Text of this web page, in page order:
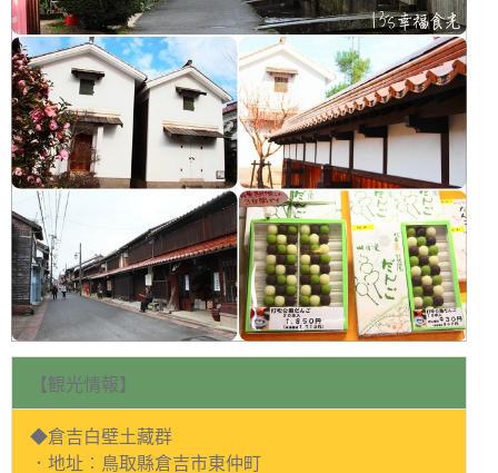
【観光情報】
◆倉吉白壁土藏群
．地址︰鳥取縣倉吉市東仲町